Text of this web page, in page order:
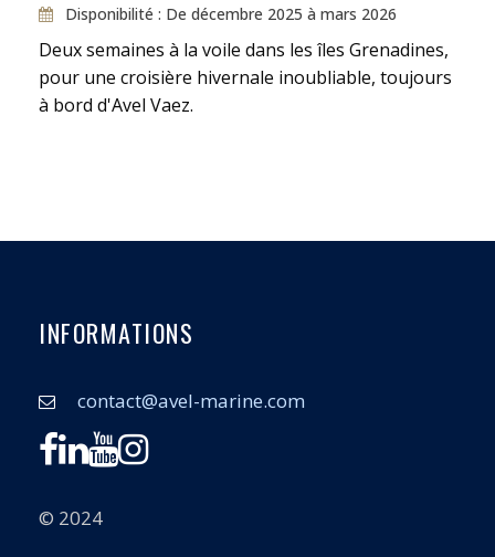
Disponibilité : De décembre 2025 à mars 2026
Deux semaines à la voile dans les îles Grenadines,
pour une croisière hivernale inoubliable, toujours
à bord d'Avel Vaez.
INFORMATIONS
contact@avel-marine.com
© 2024